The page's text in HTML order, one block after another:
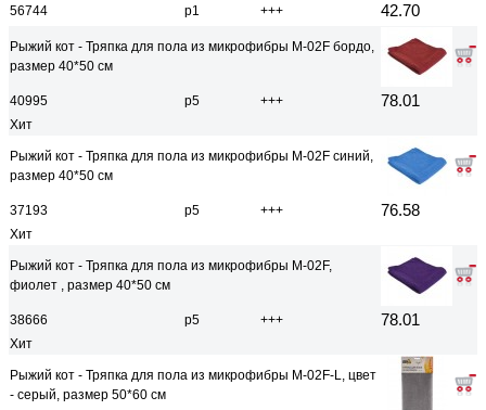
56744 р1 +++ 42.70
Рыжий кот - Тряпка для пола из микрофибры M-02F бордо,
размер 40*50 см
40995 р5 +++ 78.01
Хит
Рыжий кот - Тряпка для пола из микрофибры M-02F синий,
размер 40*50 см
37193 р5 +++ 76.58
Хит
Рыжий кот - Тряпка для пола из микрофибры M-02F,
фиолет , размер 40*50 см
38666 р5 +++ 78.01
Хит
Рыжий кот - Тряпка для пола из микрофибры M-02F-L, цвет
- серый, размер 50*60 см